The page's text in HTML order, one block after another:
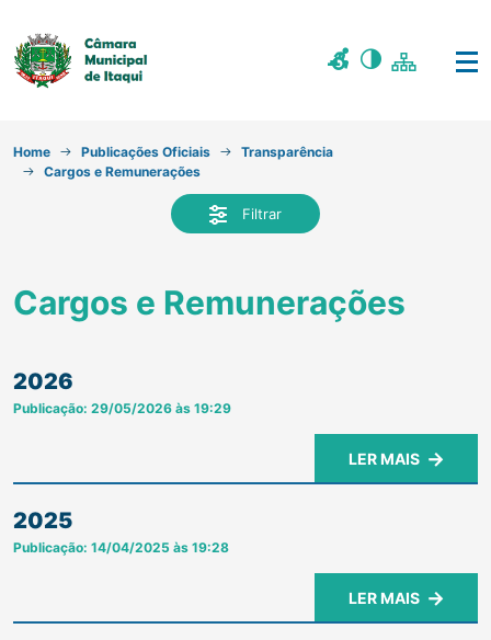
Home Publicações Oficiais
Transparência
Cargos e Remunerações
Filtrar
Cargos e Remunerações
2026
Publicação: 29/05/2026 às 19:29
LER MAIS
2025
Publicação: 14/04/2025 às 19:28
LER MAIS